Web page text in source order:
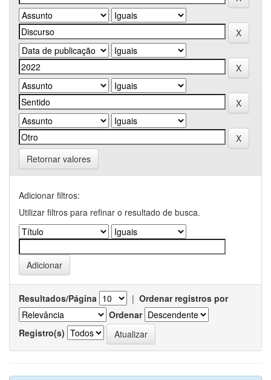
Retornar valores
Adicionar filtros:
Utilizar filtros para refinar o resultado de busca.
Resultados/Página | Ordenar registros por
Ordenar
Registro(s)